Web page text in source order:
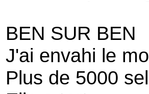
BEN SUR BEN
J'ai envahi le
Plus de 5000